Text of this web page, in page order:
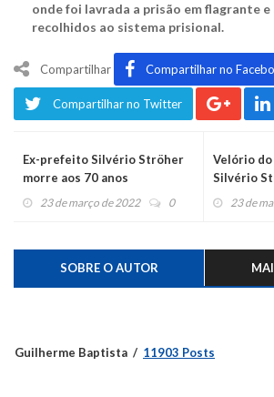
onde foi lavrada a prisão em flagrante e
recolhidos ao sistema prisional.
Compartilhar Compartilhar no
Compartilhar no Twitter
Ex-prefeito Silvério Ströher
morre aos 70 anos
23 de março de 2022 0
Velório
Silvério
ginásio
23 de
SOBRE O AUTOR
Guilherme Baptista 11903 Posts